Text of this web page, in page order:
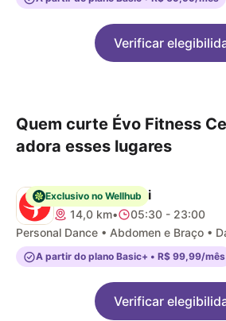
Verificar
Quem curte Évo Fitness
adora esses lugares
Exclusivo no Wellhub
Pratique Pagani
14,0 km•
05:30 - 23:00
Personal Dance • Abdomen e Braço •
A partir do plano Basic+ • R$ 99,99/mês
Verificar